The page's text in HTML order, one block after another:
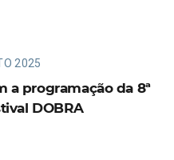
2025
a programação da 8ª
DOBRA